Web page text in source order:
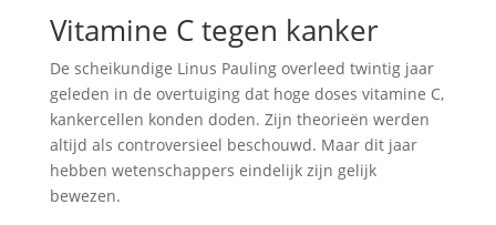
Vitamine C tegen kanker
De scheikundige Linus Pauling overleed twintig jaar
geleden in de overtuiging dat hoge doses vitamine C,
kankercellen konden doden. Zijn theorieën werden
altijd als controversieel beschouwd. Maar dit jaar
hebben wetenschappers eindelijk zijn gelijk
bewezen.